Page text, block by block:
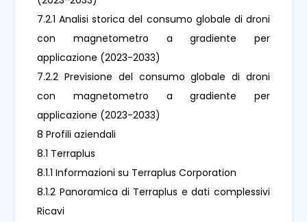
7.2.1 Analisi storica del consumo globale di droni
con magnetometro a gradiente per
applicazione (2023-2033)
7.2.2 Previsione del consumo globale di droni
con magnetometro a gradiente per
applicazione (2023-2033)
8 Profili aziendali
8.1 Terraplus
8.1.1 Informazioni su Terraplus Corporation
8.1.2 Panoramica di Terraplus e dati complessivi
Ricavi